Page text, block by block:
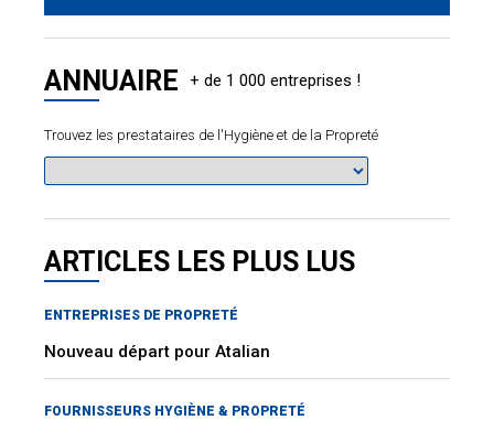
ANNUAIRE
Trouvez les prestataires de l'Hygiène et de la Propreté
ARTICLES LES PLUS LUS
ENTREPRISES DE PROPRETÉ
Nouveau départ pour Atalian
FOURNISSEURS HYGIÈNE & PROPRETÉ